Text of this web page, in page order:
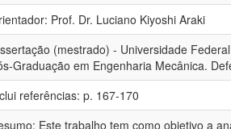
Prof. Dr. Luciano Kiyoshi Araki
(mestrado) - Universidade
Graduação em Engenharia Mecânica.
referências: p. 167-170
Este trabalho tem como objetivo a